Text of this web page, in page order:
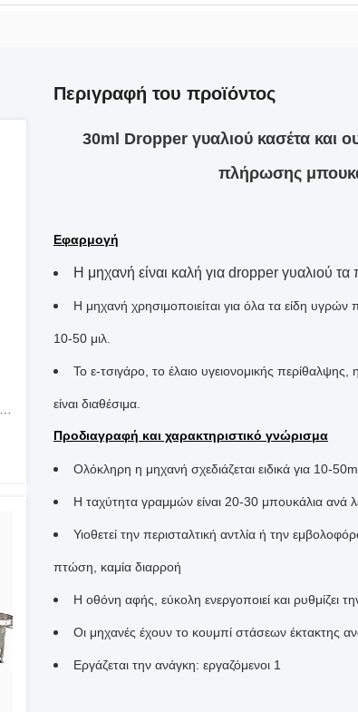
Περιγραφή του προϊόντος
30ml Dropper γυαλιού κασέτα και
πλήρωσης
Εφαρμογή
Η μηχανή είναι καλή για dropper γυαλιού
Η μηχανή χρησιμοποιείται για όλα τα είδη
10-50 μιλ.
Το ε-τσιγάρο, το έλαιο υγειονομικής
είναι διαθέσιμα.
Προδιαγραφή και χαρακτηριστικό γνώρισμα
Ολόκληρη η μηχανή σχεδιάζεται ειδικά για 10-
Η ταχύτητα γραμμών είναι 20-30 μπουκάλια ανά
Υιοθετεί την περισταλτική αντλία ή την
πτώση, καμία διαρροή
Η οθόνη αφής, εύκολη ενεργοποιεί και ρυθμίζει
Οι μηχανές έχουν το κουμπί στάσεων έκτακτης
Εργάζεται την ανάγκη: εργαζόμενοι 1